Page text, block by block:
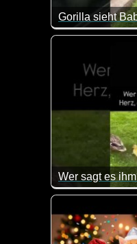
Gorilla sieht
Wenn das
Wer sagt es
Wenn das nicht